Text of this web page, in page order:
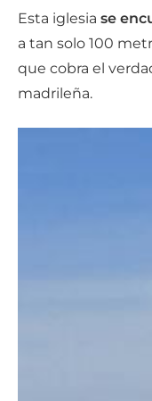
Esta iglesia se
a tan solo 100
que cobra el
madrileña.